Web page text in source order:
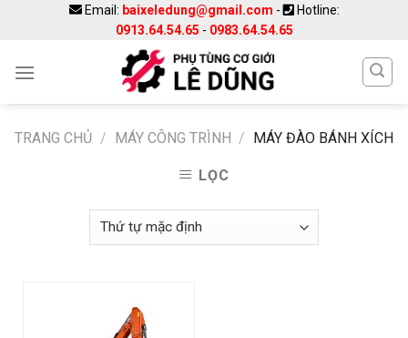
Email: baixeledung@gmail.com -
Hotline:
0913.64.54.65 - 0983.64.54.65
TRANG CHỦ / MÁY CÔNG TRÌNH / MÁY ĐÀO BÁNH XÍCH
LỌC